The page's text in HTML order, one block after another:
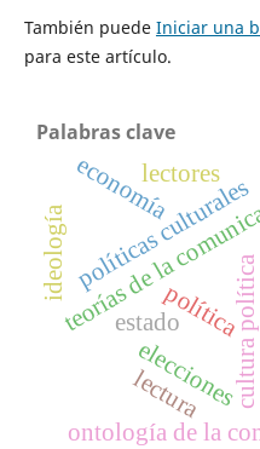
También puede Iniciar una
para este artículo.
Palabras clave
cultura política
teorías de la
políticas culturales
economía
política
estado
ontología de la
elecciones
ideología
lectura
lectores